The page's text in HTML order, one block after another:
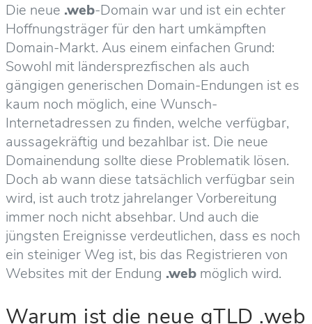
Die neue .web-Domain war und ist ein echter
Hoffnungsträger für den hart umkämpften
Domain-Markt. Aus einem einfachen Grund:
Sowohl mit ländersprezfischen als auch
gängigen generischen Domain-Endungen ist es
kaum noch möglich, eine Wunsch-
Internetadressen zu finden, welche verfügbar,
aussagekräftig und bezahlbar ist. Die neue
Domainendung sollte diese Problematik lösen.
Doch ab wann diese tatsächlich verfügbar sein
wird, ist auch trotz jahrelanger Vorbereitung
immer noch nicht absehbar. Und auch die
jüngsten Ereignisse verdeutlichen, dass es noch
ein steiniger Weg ist, bis das Registrieren von
Websites mit der Endung .web möglich wird.
Warum ist die neue gTLD .web